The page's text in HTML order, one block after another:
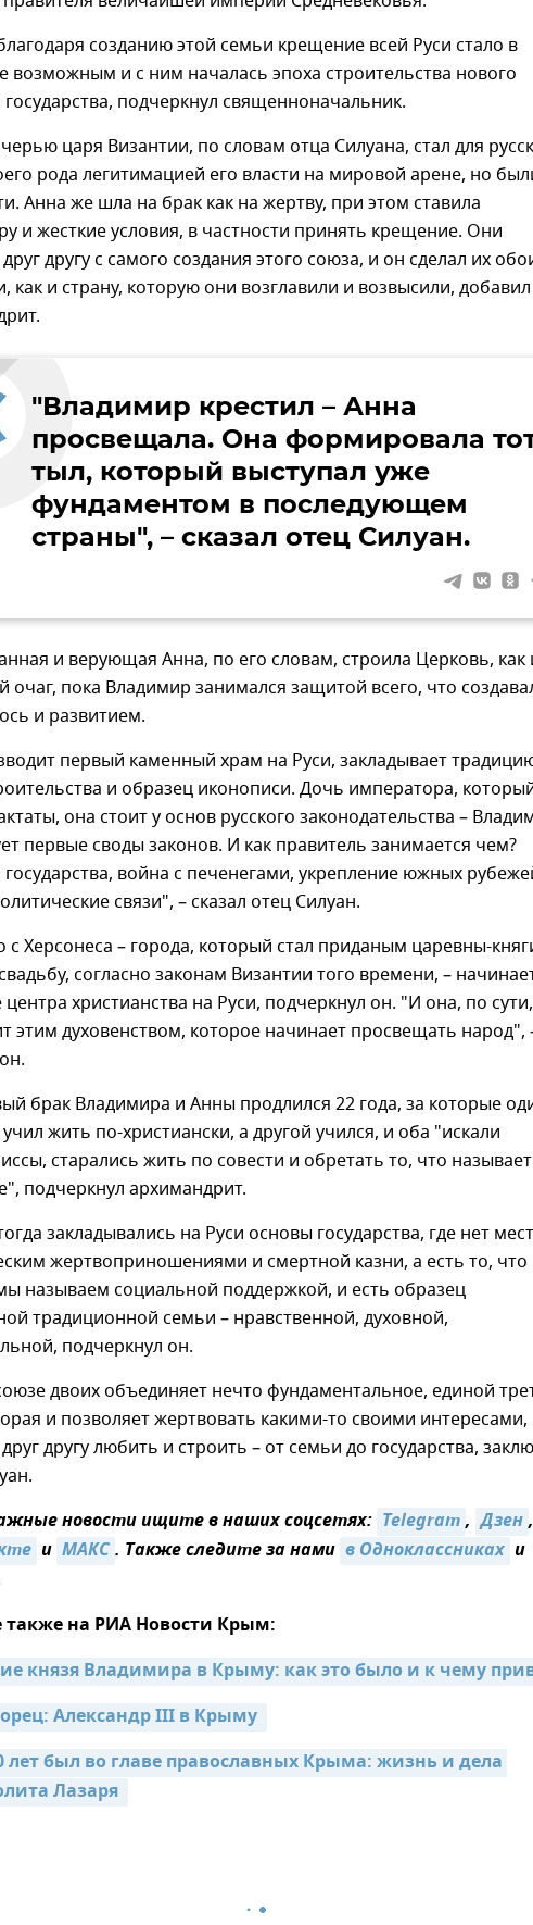
созданию этой семьи крещение всей Руси стало в
возможным и с ним началась эпоха строительства нового
государства, подчеркнул священноначальник.
царя Византии, по словам отца Силуана, стал для
рода легитимацией его власти на мировой арене, но
Анна же шла на брак как на жертву, при этом ставила
и жесткие условия, в частности принять крещение. Они
другу с самого создания этого союза, и он сделал их
как и страну, которую они возглавили и возвысили, добавил
"Владимир крестил – Анна
просвещала. Она формировала
тыл, который выступал уже
фундаментом в последующем
страны", – сказал отец Силуан.
и верующая Анна, по его словам, строила Церковь, как
очаг, пока Владимир занимался защитой всего, что
и развитием.
первый каменный храм на Руси, закладывает
и образец иконописи. Дочь императора,
она стоит у основ русского законодательства –
первые своды законов. И как правитель занимается чем?
война с печенегами, укрепление южных
связи", – сказал отец Силуан.
Херсонеса – города, который стал приданым царевны-
согласно законам Византии того времени, –
центра христианства на Руси, подчеркнул он. "И она, по сути,
этим духовенством, которое начинает просвещать народ",
брак Владимира и Анны продлился 22 года, за которые
учил жить по-христиански, а другой учился, и оба "искали
старались жить по совести и обретать то, что
подчеркнул архимандрит.
закладывались на Руси основы государства, где нет
жертвоприношениями и смертной казни, а есть то, что
называем социальной поддержкой, и есть образец
традиционной семьи – нравственной, духовной,
подчеркнул он.
двоих объединяет нечто фундаментальное, единой
и позволяет жертвовать какими-то своими интересами,
другу любить и строить – от семьи до государства,
новости ищите в наших соцсетях: Telegram, Дзен,
и MAКС. Также следите за нами в Одноклассниках и
также на РИА Новости Крым:
Александр III в Крыму
лет был во главе православных Крыма: жизнь и дела
Лазаря